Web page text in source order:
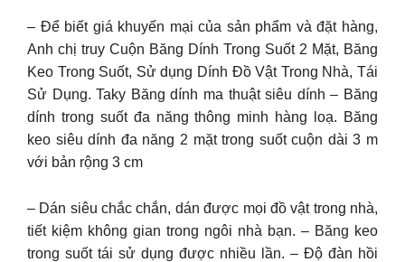
– Để biết giá khuyến mại của sản phẩm và đặt hàng,
Anh chị truy Cuộn Băng Dính Trong Suốt 2 Mặt, Băng
Keo Trong Suốt, Sử dụng Dính Đồ Vật Trong Nhà, Tái
Sử Dụng. Taky Băng dính ma thuật siêu dính – Băng
dính trong suốt đa năng thông minh hàng loạ. Băng
keo siêu dính đa năng 2 mặt trong suốt cuộn dài 3 m
với bản rộng 3 cm
– Dán siêu chắc chắn, dán được mọi đồ vật trong nhà,
tiết kiệm không gian trong ngôi nhà bạn. – Băng keo
trong suốt tái sử dụng được nhiều lần. – Độ đàn hồi